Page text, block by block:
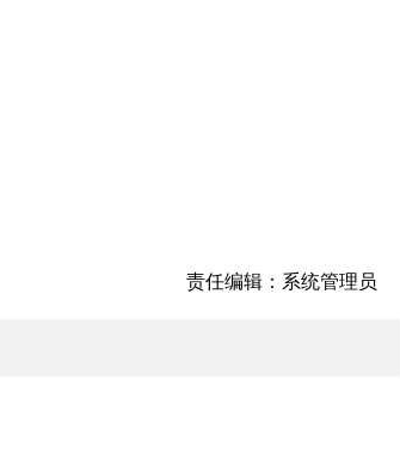
责任编辑：系统管理员